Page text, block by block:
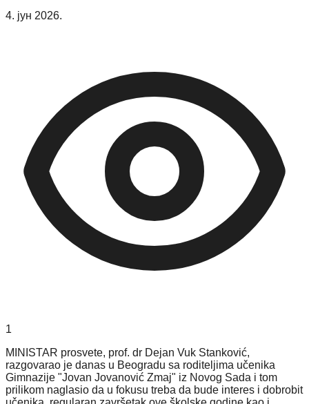
4. јун 2026.
1
MINISTAR prosvete, prof. dr Dejan Vuk Stanković,
razgovarao je danas u Beogradu sa roditeljima učenika
Gimnazije "Jovan Jovanović Zmaj" iz Novog Sada i tom
prilikom naglasio da u fokusu treba da bude interes i dobrobit